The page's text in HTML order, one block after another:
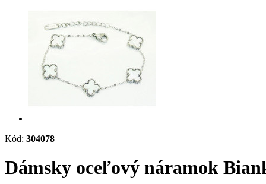
Kód: 304078
Dámsky oceľový náramok